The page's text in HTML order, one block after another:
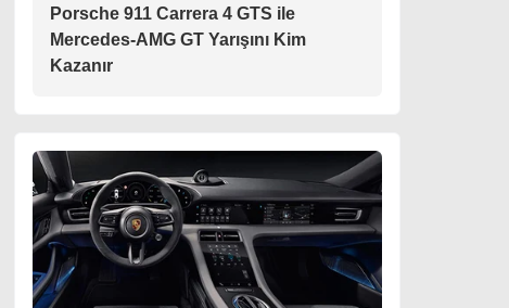
Porsche 911 Carrera 4 GTS ile
Mercedes-AMG GT Yarışını Kim
Kazanır